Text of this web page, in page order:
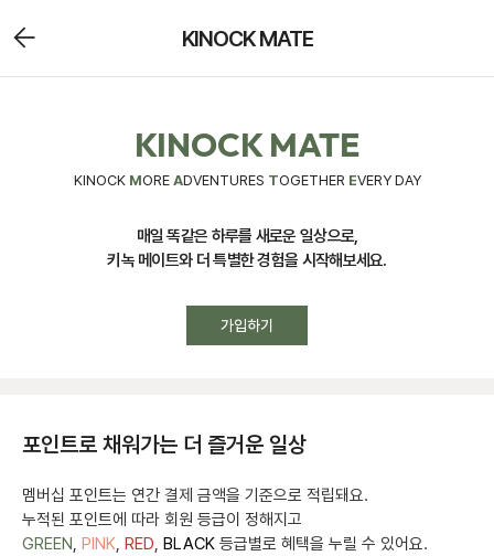
KINOCK MATE
KINOCK MATE
KINOCK MORE ADVENTURES TOGETHER EVERY DAY
매일 똑같은 하루를 새로운 일상으로,
키녹 메이트와 더 특별한 경험을 시작해보세요.
가입하기
포인트로 채워가는 더 즐거운 일상
멤버십 포인트는 연간 결제 금액을 기준으로 적립돼요.
누적된 포인트에 따라 회원 등급이 정해지고
GREEN, PINK, RED, BLACK 등급별로 혜택을 누릴 수 있어요.